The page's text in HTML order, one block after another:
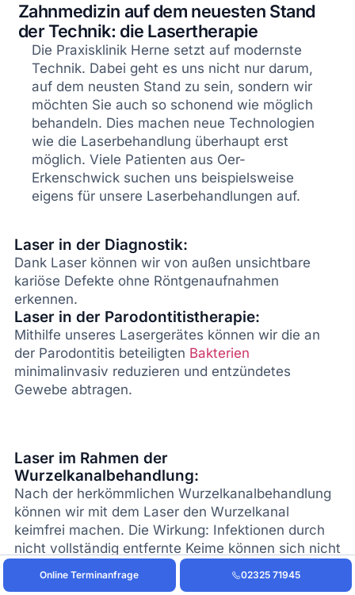
Zahnmedizin auf dem neuesten Stand
der Technik: die Lasertherapie
Die Praxisklinik Herne setzt auf modernste
Technik. Dabei geht es uns nicht nur darum,
auf dem neusten Stand zu sein, sondern wir
möchten Sie auch so schonend wie möglich
behandeln. Dies machen neue Technologien
wie die Laserbehandlung überhaupt erst
möglich. Viele Patienten aus Oer-
Erkenschwick suchen uns beispielsweise
eigens für unsere Laserbehandlungen auf.
Laser in der Diagnostik:
Dank Laser können wir von außen unsichtbare
kariöse Defekte ohne Röntgenaufnahmen
erkennen.
Laser in der Parodontitistherapie:
Mithilfe unseres Lasergerätes können wir die an
der Parodontitis beteiligten Bakterien
minimalinvasiv reduzieren und entzündetes
Gewebe abtragen.
Laser im Rahmen der
Wurzelkanalbehandlung:
Nach der herkömmlichen Wurzelkanalbehandlung
können wir mit dem Laser den Wurzelkanal
keimfrei machen. Die Wirkung: Infektionen durch
nicht vollständig entfernte Keime können sich nicht
mehr in das angrenzende Gewebe ausbreiten.
Häufig bilden sich dank der Laserbehandlung
Online Terminanfrage 02325 71945